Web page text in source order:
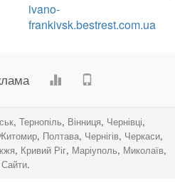
ivano-
frankivsk.bestrest.com.ua
, Тернопіль, Вінниця, Чернівці,
, Полтава, Чернігів, Черкаси,
, Кривий Ріг, Маріуполь, Миколаїв,
Сайти.